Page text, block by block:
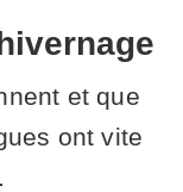
et que
ont vite